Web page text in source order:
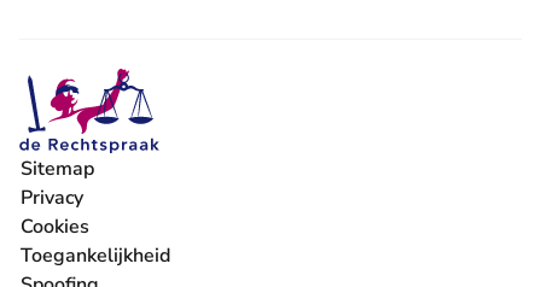
Sitemap
Privacy
Cookies
Toegankelijkheid